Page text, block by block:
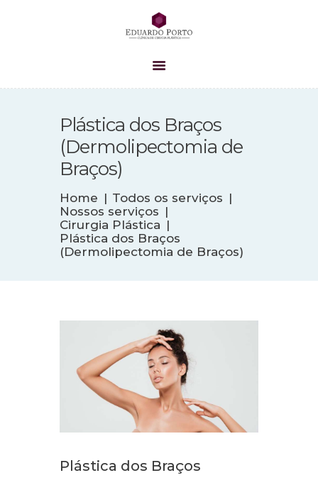
Plástica dos Braços
(Dermolipectomia de
Braços)
Home
Todos os serviços
Nossos serviços
Cirurgia Plástica
Plástica dos Braços
(Dermolipectomia de Braços)
A CLÍNICA
EQUIPE
PROCEDIMENTOS
CIRURGIAS
BLOG
CONTATO
Plástica dos Braços